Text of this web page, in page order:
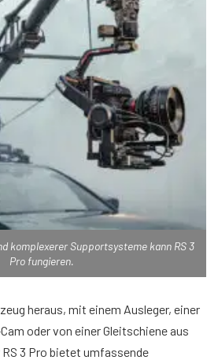
komplexerer Supportsysteme kann RS 3
Pro fungieren.
heraus, mit einem Ausleger, einer
oder von einer Gleitschiene aus
3 Pro bietet umfassende